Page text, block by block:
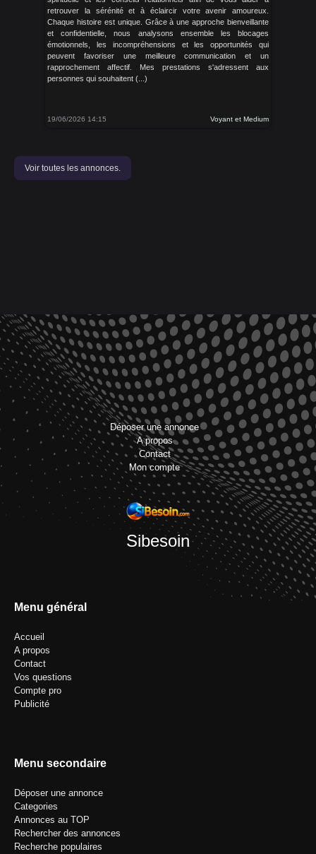
retrouver la sérénité et à éclaircir votre avenir amoureux.
Chaque histoire est unique. Grâce à une approche bienveillante
et confidentielle, nous analysons ensemble les blocages
émotionnels, les incompréhensions et les opportunités qui
peuvent favoriser une meilleure communication et un
rapprochement affectif. Mes prestations s'adressent aux
personnes qui souhaitent (...)
19/06/2026 14:15 Voyant et Medium
Voir toutes les annonces.
Déposer une annonce
A propos
Contact
Mon compte
Sibesoin
Menu général
Accueil
A propos
Contact
Vos questions
Compte pro
Publicité
Menu secondaire
Déposer une annonce
Categories
Annonces au TOP
Rechercher des annonces
Recherche populaires